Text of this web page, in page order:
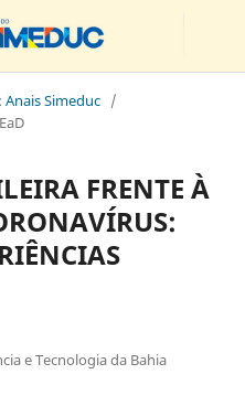
Anais Simeduc /
FRENTE À
e Tecnologia da Bahia